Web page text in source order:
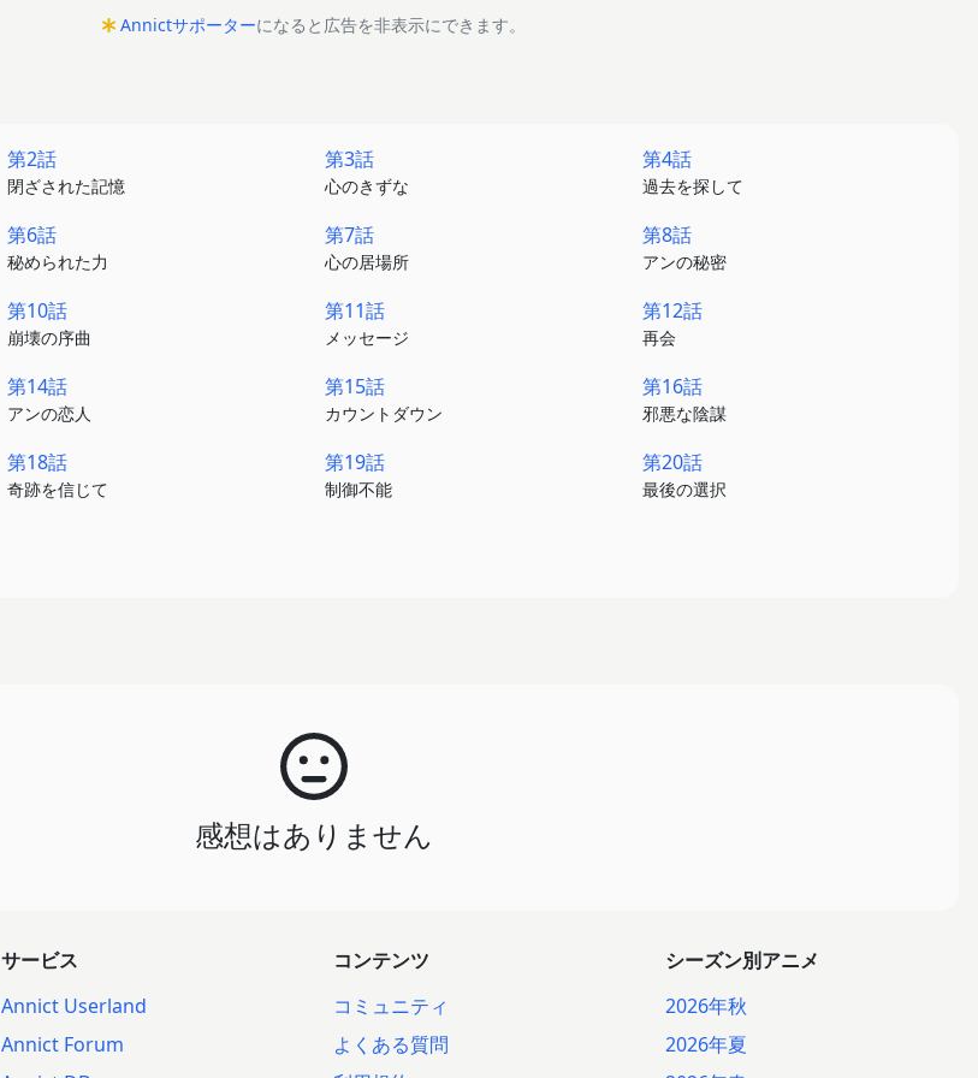
Annictサポーターになると広告を非表示にできます。
第2話
閉ざされた記憶
第3話
心のきずな
第4話
過去を探して
第6話
秘められた力
第7話
心の居場所
第8話
アンの秘密
第10話
崩壊の序曲
第11話
メッセージ
第12話
再会
第14話
アンの恋人
第15話
カウントダウン
第16話
邪悪な陰謀
第18話
奇跡を信じて
第19話
制御不能
第20話
最後の選択
感想はありません
サービス
Annict Userland
Annict Forum
コンテンツ
コミュニティ
よくある質問
シーズン別アニメ
2026年秋
2026年夏